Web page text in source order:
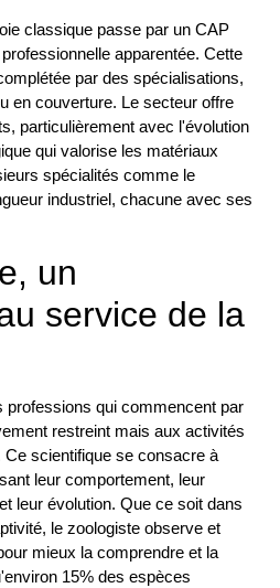
classique passe par un CAP
apparentée. Cette
par des spécialisations,
en couverture. Le secteur offre
particulièrement avec l'évolution
qui valorise les matériaux
spécialités comme le
industriel, chacune avec ses
un
service de la
professions qui commencent par
restreint mais aux activités
scientifique se consacre à
leur comportement, leur
leur évolution. Que ce soit dans
le zoologiste observe et
mieux la comprendre et la
15% des espèces